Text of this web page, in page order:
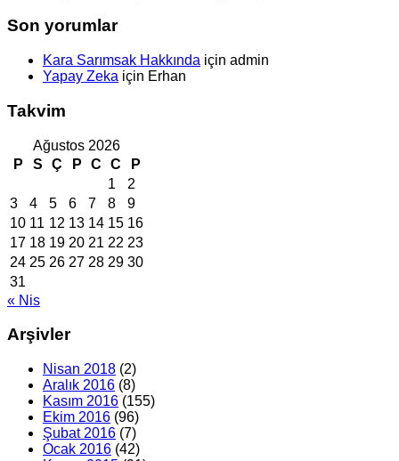
Son yorumlar
Kara Sarımsak Hakkında için admin
Yapay Zeka için Erhan
Takvim
Ağustos 2026
P
S Ç P C C
P
1
2
3
4 5 6 7 8
9
10 11 12 13 14 15 16
17 18 19 20 21 22 23
24 25 26 27 28 29 30
31
« Nis
Arşivler
Nisan 2018 (2)
Aralık 2016 (8)
Kasım 2016 (155)
Ekim 2016 (96)
Şubat 2016 (7)
Ocak 2016 (42)